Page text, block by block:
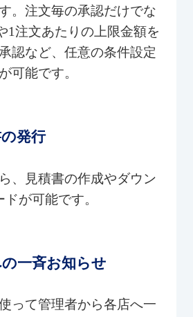
。注文毎の承認だけでな
1注文あたりの上限金額を
認など、任意の条件設定
が可能です。
発行
、見積書の作成やダウン
ドが可能です。
一斉お知らせ
って管理者から各店へ一